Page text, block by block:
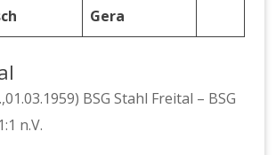
Gera
BSG Stahl Freital – BSG
n.V.